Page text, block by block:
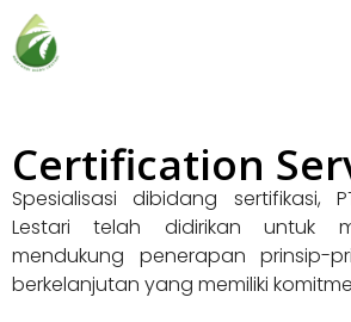
Certification
Spesialisasi dibidang sertifikasi,
Lestari telah didirikan untuk
mendukung penerapan prinsip-
berkelanjutan yang memiliki